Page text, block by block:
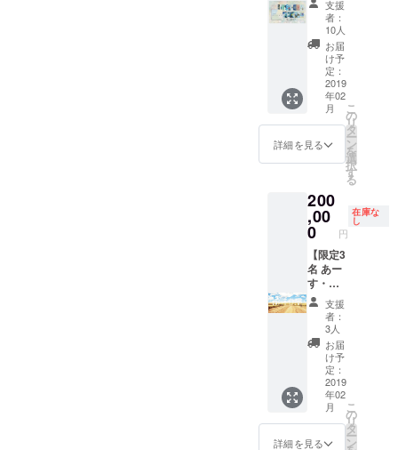
循環に
還元さ
せてい
ただき
ます。
ズ(5枚
組)』
YESシ
リーズ
は全5枚
組のポ
スト
カード
セット
「運命
を選
「夢を
駆ける
象」/
「宝物
を思い
出す」/
「おめ
でと
う！見
つけま
した」/
「YES
◆『幸
福のハ
ンカチ
BLESS
くるか
を楽し
みにお
待ちく
ださ
い。 ※2
月中の
発送と
【Maho
Shono
20種
セッ
ト】
「YES
シリー
ズ」
「美し
い循環
シリー
ズ」
「CHA
NGEシ
リー
ズ」の
全部
（男女
用）：
シング
ルサイ
ズ ・巾
25cm×
35cm
（マタ
しても
ご活用
いただ
す。）
◆Liv:ra
(リブラ)
シルク
ソック
ス”HOP
E(希
望)” 通
常のシ
ルクよ
り厳し
い環境
に育っ
た野蚕
買えな
いけれ
ど、原
画に近
いもの
を飾り
たいと
いう方
にピッ
タリで
経験を
もつ選
び抜か
れた工
房さん
と、原
画と見
間違え
る程の
精巧な
技術
で、ひ
とつひ
とつ丁
寧に製
作して
いま
す。 ※
カイバ
ルと
は、原
画に最
も近い
形で制
作され
る限定
版画作
品で
にはナ
ンバリ
ングが
されて
おり、
限定100
枚以上
は刷り
ませ
ん。作
者の直
筆サイ
ンと、
ナンバ
リング
がほど
こされ
ます。
と
MahoS
honoポ
スト
カード
20種
セッ
ト】 ◆
幸福の
世界樹
の葉が
福のハ
ンカチ
BLESS
となり
まし
た。 ◆
設定金
額以上
のペイ
フォ
ワード
(支援)も
大歓迎
です！
美しい
循環に
還元さ
せてい
支援
者：
10人
お届
け予
定：
2019
年02
月
詳細を見る
こ
の
リ
タ
ー
ン
を
選
択
す
る
200
,00
0 円
在庫な
し
【限定3
名 あー
す・じ
ぷしー
のイベ
ントを
開催し
う！】
東京や
大阪な
ど、都
心ばか
りでな
支援
者：
3人
お届
け予
定：
2019
年02
月
詳細を見る
こ
の
リ
タ
ー
ン